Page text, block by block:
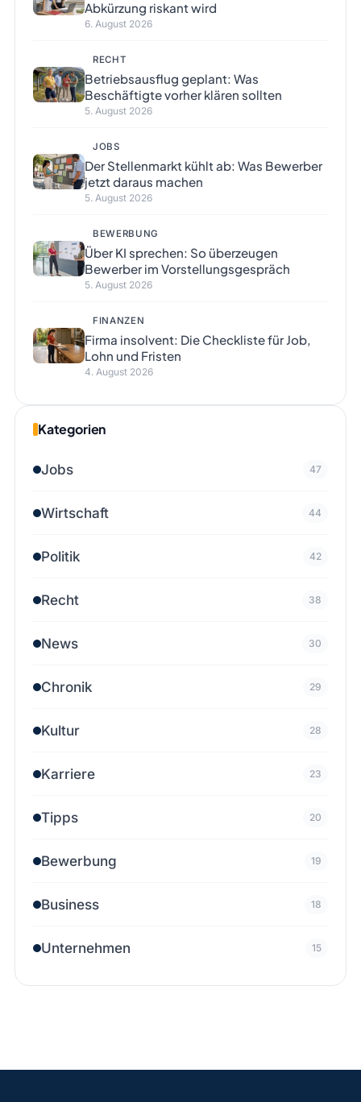
Abkürzung riskant wird
6. August 2026
RECHT
Betriebsausflug geplant: Was
Beschäftigte vorher klären sollten
5. August 2026
JOBS
Der Stellenmarkt kühlt ab: Was Bewerber
jetzt daraus machen
5. August 2026
BEWERBUNG
Über KI sprechen: So überzeugen
Bewerber im Vorstellungsgespräch
5. August 2026
FINANZEN
Firma insolvent: Die Checkliste für Job,
Lohn und Fristen
4. August 2026
Kategorien
Jobs 47
Wirtschaft 44
Politik 42
Recht 38
News 30
Chronik 29
Kultur 28
Karriere 23
Tipps 20
Bewerbung 19
Business 18
Unternehmen 15